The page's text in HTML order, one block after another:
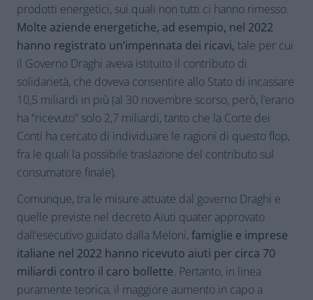
prodotti energetici, sui quali non tutti ci hanno rimesso.
Molte aziende energetiche, ad esempio, nel 2022
hanno registrato un’impennata dei ricavi, tale per cui
il Governo Draghi aveva istituito il contributo di
solidarietà, che doveva consentire allo Stato di incassare
10,5 miliardi in più (al 30 novembre scorso, però, l’erario
ha “ricevuto” solo 2,7 miliardi, tanto che la Corte dei
Conti ha cercato di individuare le ragioni di questo flop,
fra le quali la possibile traslazione del contributo sul
consumatore finale).
Comunque, tra le misure attuate dal governo Draghi e
quelle previste nel decreto Aiuti quater approvato
dall’esecutivo guidato dalla Meloni, famiglie e imprese
italiane nel 2022 hanno ricevuto aiuti per circa 70
miliardi contro il caro bollette. Pertanto, in linea
puramente teorica, il maggiore aumento in capo a